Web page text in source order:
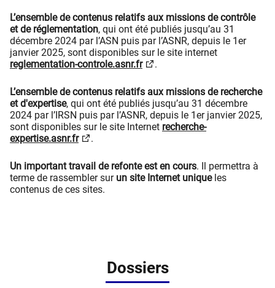
L’ensemble de contenus relatifs aux missions de contrôle
et de réglementation, qui ont été publiés jusqu’au 31
décembre 2024 par l’ASN puis par l’ASNR, depuis le 1er
janvier 2025, sont disponibles sur le site internet
reglementation-controle.asnr.fr
.
L’ensemble de contenus relatifs aux missions de recherche
et d'expertise, qui ont été publiés jusqu’au 31 décembre
2024 par l’IRSN puis par l’ASNR, depuis le 1er janvier 2025,
sont disponibles sur le site Internet recherche-
expertise.asnr.fr
.
Un important travail de refonte est en cours. Il permettra à
terme de rassembler sur un site Internet uniqueles
contenus de ces sites.
Dossiers